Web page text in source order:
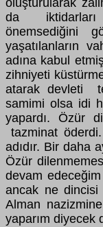
oluşturularak
da iktidarları
önemsediğini
yaşatılanların
adına kabul
zihniyeti
atarak devleti
samimi olsa idi
yapardı. Özür
tazminat
adıdır. Bir daha
Özür
devam
ancak ne
Alman
yaparım diyecek